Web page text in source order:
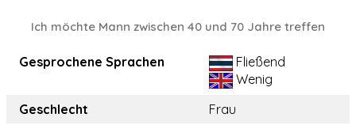
Ich möchte Mann zwischen 40 und 70 Jahre treffen
Gesprochene Sprachen
Fließend
Wenig
Geschlecht
Frau